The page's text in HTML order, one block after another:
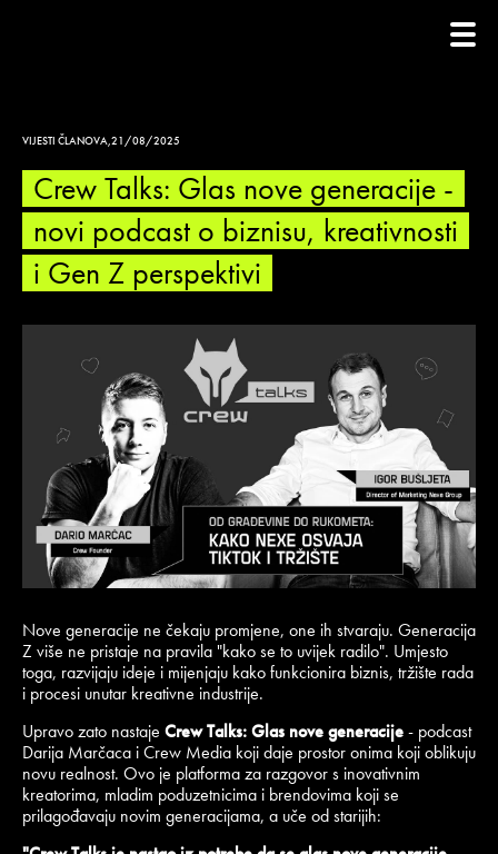
VIJESTI ČLANOVA,21/08/2025
Crew Talks: Glas nove generacije -
novi podcast o biznisu, kreativnosti
i Gen Z perspektivi
Nove generacije ne čekaju promjene, one ih stvaraju. Generacija
Z više ne pristaje na pravila "kako se to uvijek radilo". Umjesto
toga, razvijaju ideje i mijenjaju kako funkcionira biznis, tržište rada
i procesi unutar kreativne industrije.
Upravo zato nastaje Crew Talks: Glas nove generacije- podcast
Darija Marčaca i Crew Media koji daje prostor onima koji oblikuju
novu realnost. Ovo je platforma za razgovor s inovativnim
kreatorima, mladim poduzetnicima i brendovima koji se
prilagođavaju novim generacijama, a uče od starijih: